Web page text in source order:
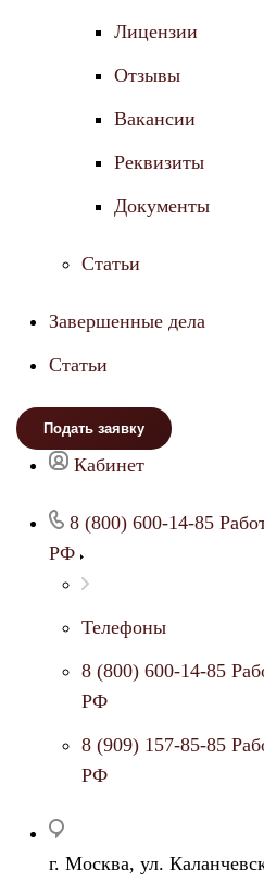
Лицензии
Отзывы
Вакансии
Реквизиты
Документы
Статьи
Завершенные дела
Статьи
Подать заявку
Кабинет
8 (800) 600-14-85
РФ
Телефоны
8 (800) 600-14-85
РФ
8 (909) 157-85-85
РФ
г. Москва, ул.